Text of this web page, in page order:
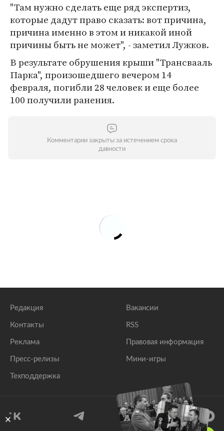
"Там нужно сделать еще ряд экспертиз,
которые дадут право сказать: вот причина,
причина именно в этом и никакой иной
причины быть не может", - заметил Лужков.
В результате обрушения крыши "Трансвааль
Парка", произошедшего вечером 14
февраля, погибли 28 человек и еще более
100 получили ранения.
Комментарии закрыты за истечением срока
давности
Редакция
Контакты
Реклама
Пресс-релизы
Техподдержка
Вакансии
RSS
Правовая информация
Мини-игры